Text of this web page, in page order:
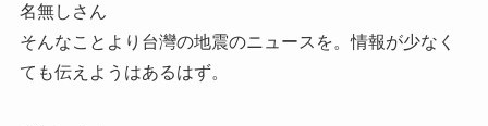
名無しさん
そんなことより台灣の地震のニュースを。情報が少なく
ても伝えようはあるはず。